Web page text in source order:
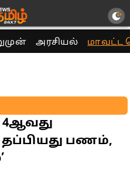
அரசியல் மாவட்ட
தப்பியது பணம்,